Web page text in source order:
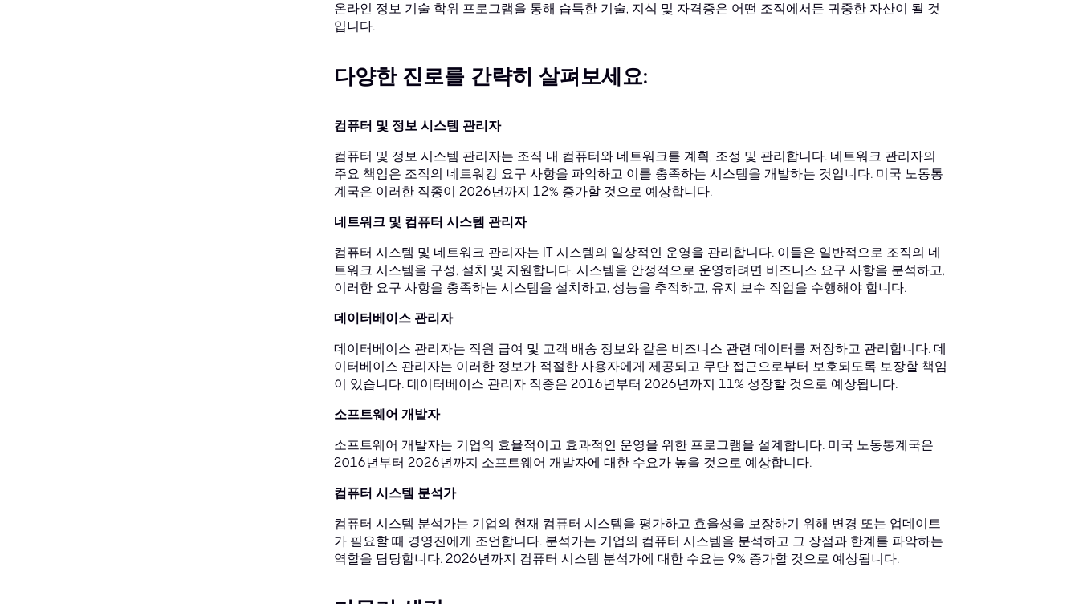
온라인 정보 기술 학위 프로그램을 통해 습득한 기술, 지식 및 자격증은 어떤 조직에서든 귀중한 자산이 될 것
입니다.
다양한 진로를 간략히 살펴보세요:
컴퓨터 및 정보 시스템 관리자
컴퓨터 및 정보 시스템 관리자는 조직 내 컴퓨터와 네트워크를 계획, 조정 및 관리합니다. 네트워크 관리자의
주요 책임은 조직의 네트워킹 요구 사항을 파악하고 이를 충족하는 시스템을 개발하는 것입니다. 미국 노동통
계국은 이러한 직종이 2026년까지 12% 증가할 것으로 예상합니다.
네트워크 및 컴퓨터 시스템 관리자
컴퓨터 시스템 및 네트워크 관리자는 IT 시스템의 일상적인 운영을 관리합니다. 이들은 일반적으로 조직의 네
트워크 시스템을 구성, 설치 및 지원합니다. 시스템을 안정적으로 운영하려면 비즈니스 요구 사항을 분석하고,
이러한 요구 사항을 충족하는 시스템을 설치하고, 성능을 추적하고, 유지 보수 작업을 수행해야 합니다.
데이터베이스 관리자
데이터베이스 관리자는 직원 급여 및 고객 배송 정보와 같은 비즈니스 관련 데이터를 저장하고 관리합니다. 데
이터베이스 관리자는 이러한 정보가 적절한 사용자에게 제공되고 무단 접근으로부터 보호되도록 보장할 책임
이 있습니다. 데이터베이스 관리자 직종은 2016년부터 2026년까지 11% 성장할 것으로 예상됩니다.
소프트웨어 개발자
소프트웨어 개발자는 기업의 효율적이고 효과적인 운영을 위한 프로그램을 설계합니다. 미국 노동통계국은
2016년부터 2026년까지 소프트웨어 개발자에 대한 수요가 높을 것으로 예상합니다.
컴퓨터 시스템 분석가
컴퓨터 시스템 분석가는 기업의 현재 컴퓨터 시스템을 평가하고 효율성을 보장하기 위해 변경 또는 업데이트
가 필요할 때 경영진에게 조언합니다. 분석가는 기업의 컴퓨터 시스템을 분석하고 그 장점과 한계를 파악하는
역할을 담당합니다. 2026년까지 컴퓨터 시스템 분석가에 대한 수요는 9% 증가할 것으로 예상됩니다.